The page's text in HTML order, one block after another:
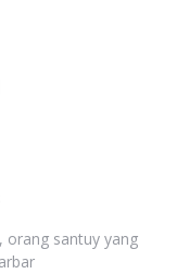
orang santuy yang